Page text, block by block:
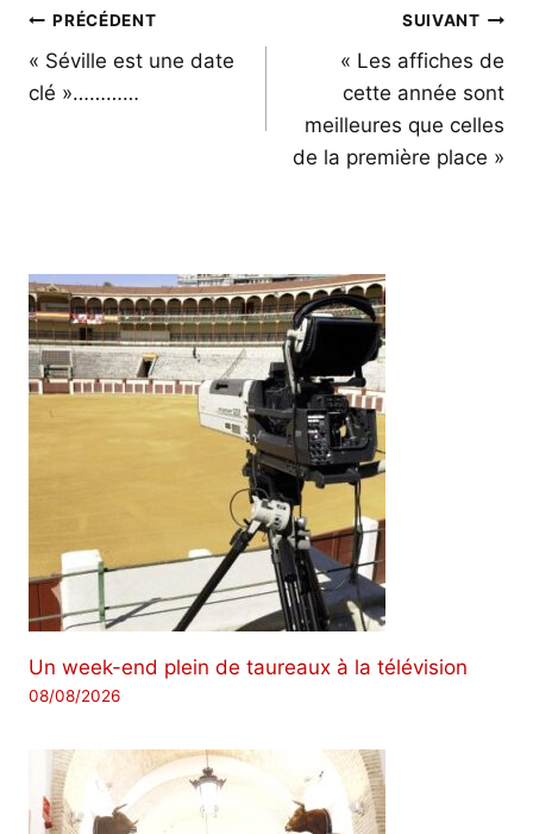
Navigation
de
l’article
PRÉCÉDENT
« Séville est une date
clé »…………
SUIVANT
« Les affiches de
cette année sont
meilleures que celles
de la première place »
Un week-end plein de taureaux à la télévision
08/08/2026